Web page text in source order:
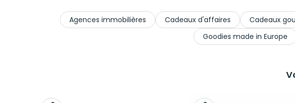
Agences immobilières Cadeaux d'affaires Cadeaux
Goodies made in Europe